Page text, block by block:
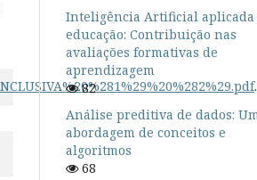
.
Inteligência Artificial aplicada
educação: Contribuição nas
avaliações formativas de
aprendizagem
82
Análise preditiva de dados:
abordagem de conceitos e
algoritmos
68